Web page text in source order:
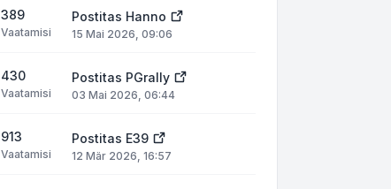
389
Vaatamisi
Postitas Hanno
15 Mai 2026, 09:06
430
Vaatamisi
Postitas PGrally
03 Mai 2026, 06:44
913
Vaatamisi
Postitas E39
12 Mär 2026, 16:57